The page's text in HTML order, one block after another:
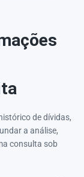
de dívidas,
a análise,
consulta sob